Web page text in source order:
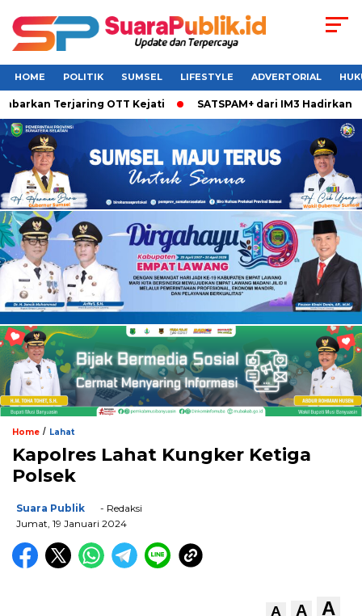
HOME POLITIK SUMSEL LIFESTYLE ADVERTORIAL
Terjaring OTT Kejati SATSPAM+ dari IM3 Hadirkan
Home / Lahat
Kapolres Lahat Kungker Ketiga
Polsek
Suara Publik
- Redaksi
Jumat, 19 Januari 2024
A A A